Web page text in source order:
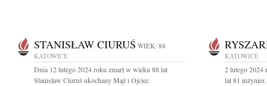
STANISŁAW CIURUŚ WIEK: 88
KATOWICE
Dnia 12 lutego 2024 roku zmarł w wieku 88 lat
Stanisław Ciuruś ukochany Mąż i Ojciec
KATOWICE
2 lutego 2024
lat 81